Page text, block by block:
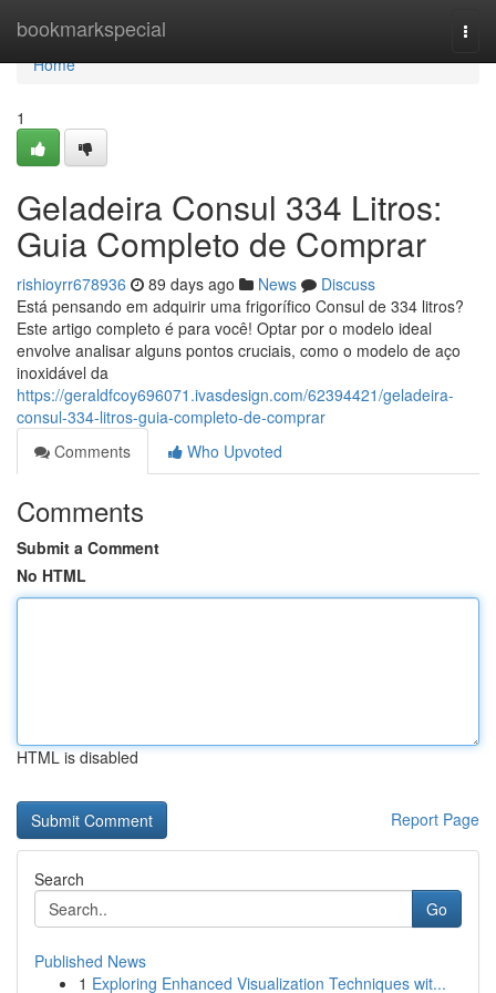
bookmarkspecial
Home
Home
1
Geladeira Consul 334 Litros:
Guia Completo de Comprar
rishioyrr678936 89 days ago News
Discuss
Está pensando em adquirir uma frigorífico Consul de 334 litros?
Este artigo completo é para você! Optar por o modelo ideal
envolve analisar alguns pontos cruciais, como o modelo de aço
inoxidável da
https://geraldfcoy696071.ivasdesign.com/62394421/geladeira-
consul-334-litros-guia-completo-de-comprar
Comments
Who Upvoted
Comments
Submit a Comment
No HTML
HTML is disabled
Report Page
Search
Go
Published News
1 Exploring Enhanced Visualization Techniques wit...